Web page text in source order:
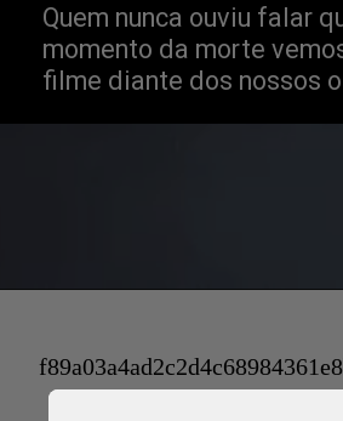
Quem nunca ouviu falar
momento da morte
filme diante dos nossos